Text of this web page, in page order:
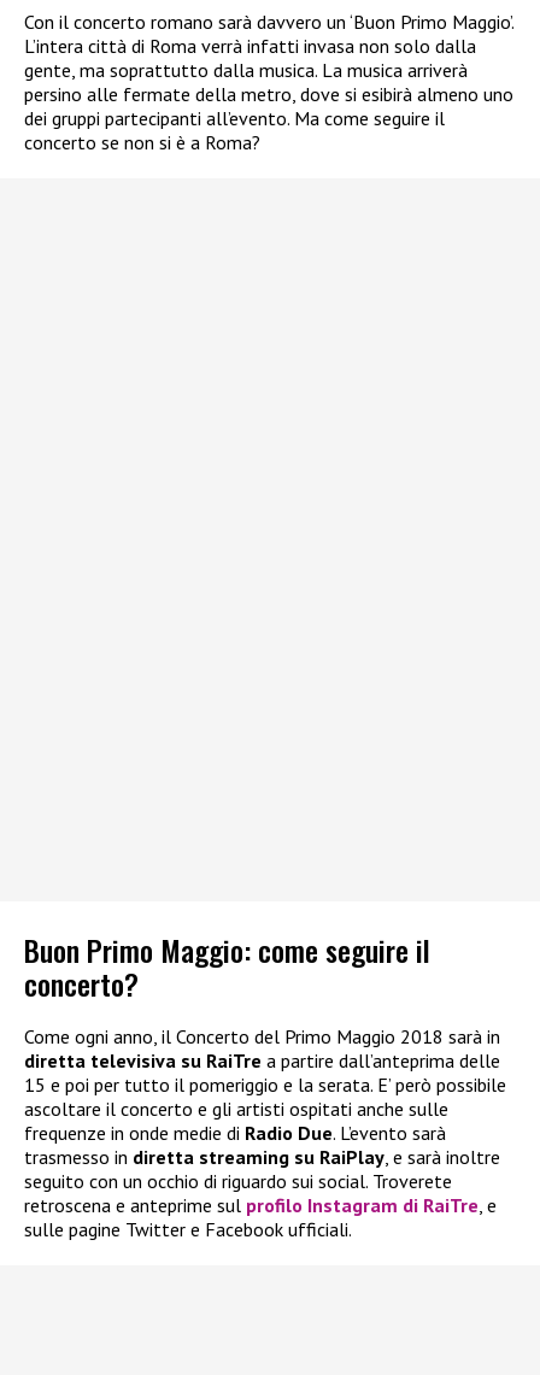
Con il concerto romano sarà davvero un ‘Buon Primo Maggio’.
L’intera città di Roma verrà infatti invasa non solo dalla
gente, ma soprattutto dalla musica. La musica arriverà
persino alle fermate della metro, dove si esibirà almeno uno
dei gruppi partecipanti all’evento. Ma come seguire il
concerto se non si è a Roma?
Buon Primo Maggio: come seguire il
concerto?
Come ogni anno, il Concerto del Primo Maggio 2018 sarà in
diretta televisiva su RaiTre a partire dall’anteprima delle
15 e poi per tutto il pomeriggio e la serata. E’ però possibile
ascoltare il concerto e gli artisti ospitati anche sulle
frequenze in onde medie di Radio Due. L’evento sarà
trasmesso in diretta streaming su RaiPlay, e sarà inoltre
seguito con un occhio di riguardo sui social. Troverete
retroscena e anteprime sul profilo Instagram di RaiTre, e
sulle pagine Twitter e Facebook ufficiali.